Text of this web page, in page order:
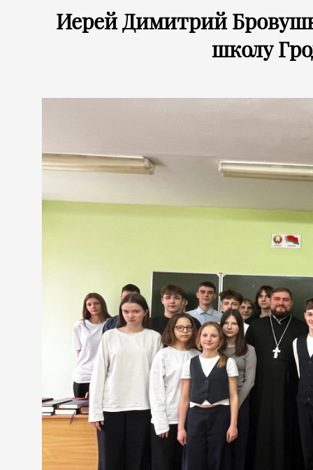
Иерей Димитрий
школу